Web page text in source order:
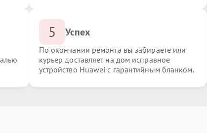
5 Успех
По окончании ремонта вы забираете или
курьер доставляет на дом исправное
устройство Huawei с гарантийным бланком.